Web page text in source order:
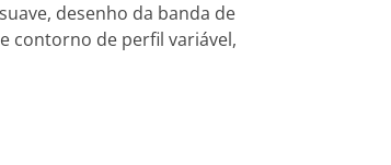
desenho da banda de
contorno de perfil variável,